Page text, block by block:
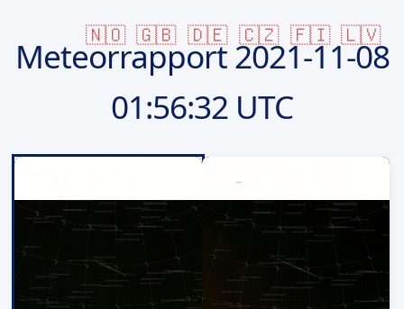
🇳🇴 🇬🇧 🇩🇪 🇨🇿 🇫🇮 🇱🇻
Meteorrapport2021-11-08
01:56:32 UTC